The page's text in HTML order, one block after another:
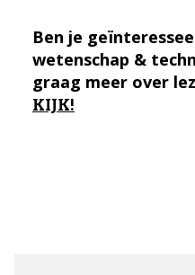
Ben je
wetenschap &
graag meer over
KIJK!